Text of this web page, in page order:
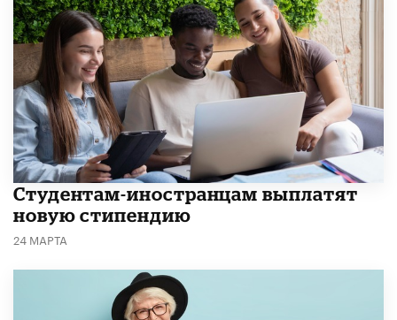
Студентам-иностранцам выплатят
новую стипендию
24 МАРТА